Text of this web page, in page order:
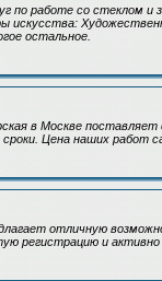
по работе со стеклом
искусства:
остальное.
в Москве
Цена наших работ
отличную
регистрацию и